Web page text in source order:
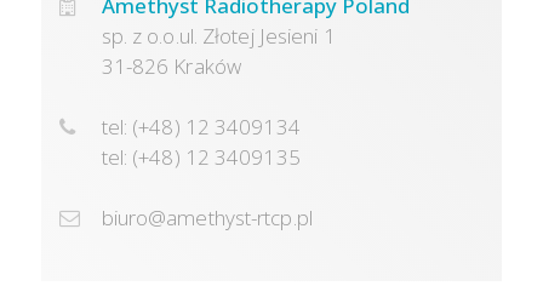
sp. z o.o.ul. Złotej Jesieni 1
31-826 Kraków
tel: (+48) 12 3409134
tel: (+48) 12 3409135
biuro@amethyst-rtcp.pl